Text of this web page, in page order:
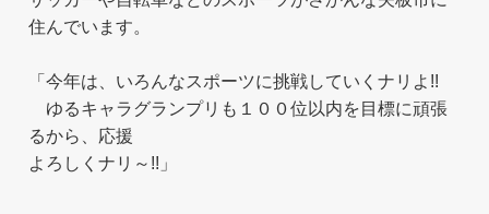
住んでいます。
「今年は、いろんなスポーツに挑戦していくナリよ!!
ゆるキャラグランプリも１００位以内を目標に頑張
るから、応援
よろしくナリ～!!」